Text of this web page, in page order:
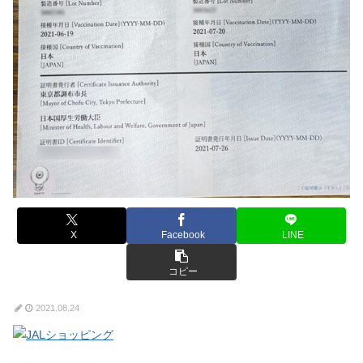
X Facebook LINE
コピー
2021.08.24